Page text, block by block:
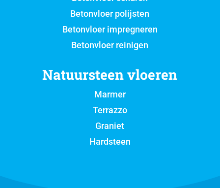
Betonvloer polijsten
Betonvloer impregneren
Betonvloer reinigen
Natuursteen vloeren
Marmer
Terrazzo
Graniet
Hardsteen